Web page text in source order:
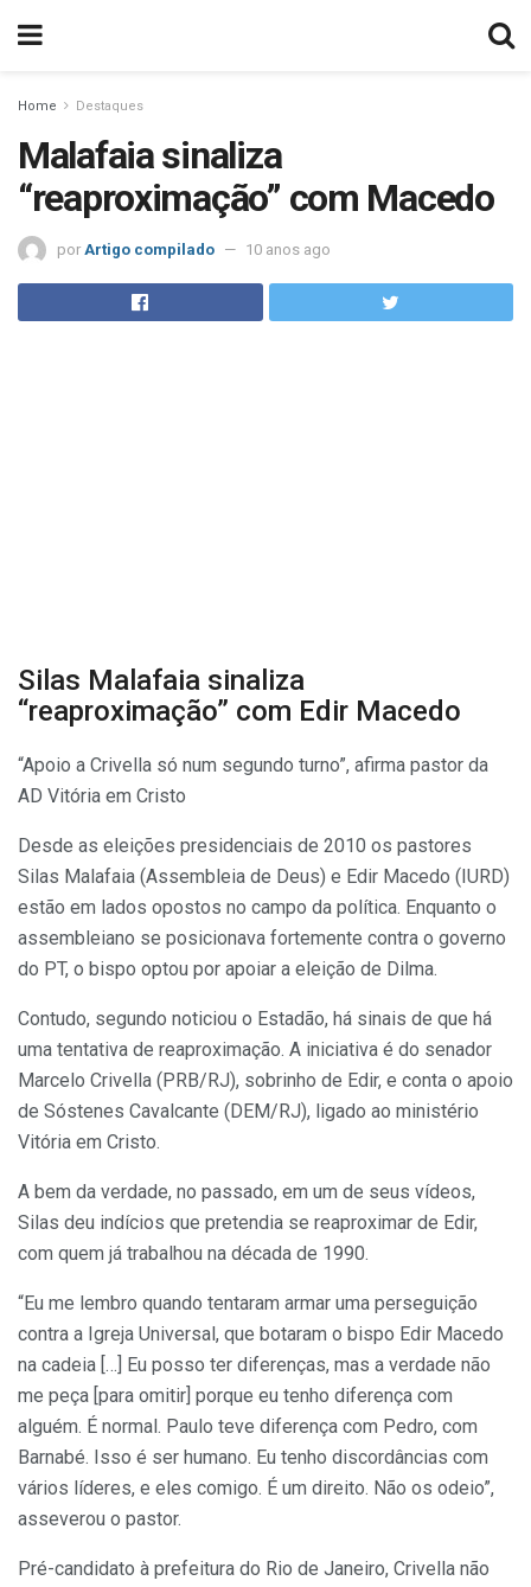
Home Destaques
Malafaia sinaliza
“reaproximação” com Macedo
por Artigo compilado 10 anos ago
Silas Malafaia sinaliza
“reaproximação” com Edir Macedo
“Apoio a Crivella só num segundo turno”, afirma pastor da
AD Vitória em Cristo
Desde as eleições presidenciais de 2010 os pastores
Silas Malafaia (Assembleia de Deus) e Edir Macedo (IURD)
estão em lados opostos no campo da política. Enquanto o
assembleiano se posicionava fortemente contra o governo
do PT, o bispo optou por apoiar a eleição de Dilma.
Contudo, segundo noticiou o Estadão, há sinais de que há
uma tentativa de reaproximação. A iniciativa é do senador
Marcelo Crivella (PRB/RJ), sobrinho de Edir, e conta o apoio
de Sóstenes Cavalcante (DEM/RJ), ligado ao ministério
Vitória em Cristo.
A bem da verdade, no passado, em um de seus vídeos,
Silas deu indícios que pretendia se reaproximar de Edir,
com quem já trabalhou na década de 1990.
“Eu me lembro quando tentaram armar uma perseguição
contra a Igreja Universal, que botaram o bispo Edir Macedo
na cadeia […] Eu posso ter diferenças, mas a verdade não
me peça [para omitir] porque eu tenho diferença com
alguém. É normal. Paulo teve diferença com Pedro, com
Barnabé. Isso é ser humano. Eu tenho discordâncias com
vários líderes, e eles comigo. É um direito. Não os odeio”,
asseverou o pastor.
Pré-candidato à prefeitura do Rio de Janeiro, Crivella não